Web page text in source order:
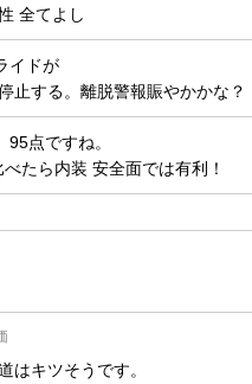
全てよし
イドが
止する。離脱警報賑やかかな？
点ですね。
たら内装 安全面では有利！
はキツそうです。